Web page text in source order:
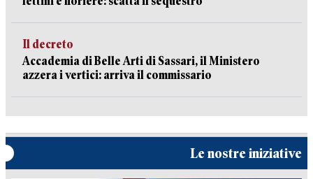
Il decreto
Accademia di Belle Arti di Sassari, il Ministero
azzera i vertici: arriva il commissario
Le nostre iniziative